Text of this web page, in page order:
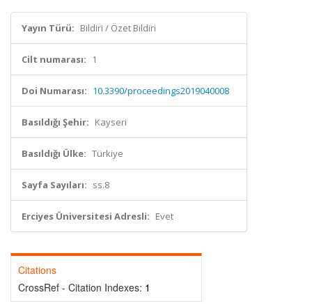
Yayın Türü: Bildiri / Özet Bildiri
Cilt numarası: 1
Doi Numarası: 10.3390/proceedings2019040008
Basıldığı Şehir: Kayseri
Basıldığı Ülke: Türkiye
Sayfa Sayıları: ss.8
Erciyes Üniversitesi Adresli: Evet
Citations
CrossRef - Citation Indexes: 1